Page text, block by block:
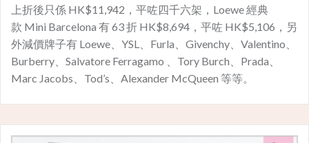
上折後只係 HK$11,942，平咗四千六架，Loewe 經典
款 Mini Barcelona 有 63 折 HK$8,694，平咗 HK$5,106，另
外減價牌子有 Loewe、YSL、Furla、Givenchy、Valentino、
Burberry、Salvatore Ferragamo 、Tory Burch、Prada、
Marc Jacobs、Tod’s、Alexander McQueen 等等。